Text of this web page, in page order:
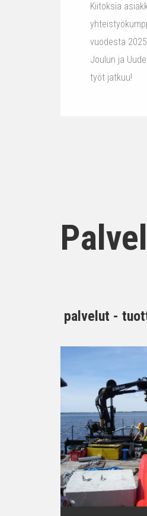
Kiitoksia
vuodesta
Joulun ja
työt jatkuu!
palvelut -